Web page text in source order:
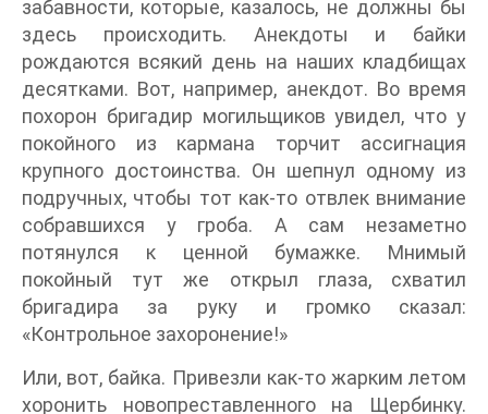
забавности, которые, казалось, не должны бы
здесь происходить. Анекдоты и байки
рождаются всякий день на наших кладбищах
десятками. Вот, например, анекдот. Во время
похорон бригадир могильщиков увидел, что у
покойного из кармана торчит ассигнация
крупного достоинства. Он шепнул одному из
подручных, чтобы тот как-то отвлек внимание
собравшихся у гроба. А сам незаметно
потянулся к ценной бумажке. Мнимый
покойный тут же открыл глаза, схватил
бригадира за руку и громко сказал:
«Контрольное захоронение!»
Или, вот, байка. Привезли как-то жарким летом
хоронить новопреставленного на Щербинку.